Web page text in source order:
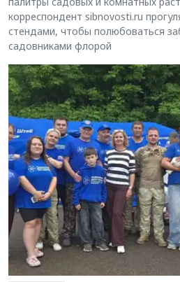
корреспондент sibnovosti.ru
стендами, чтобы полюбоваться
садовниками флорой